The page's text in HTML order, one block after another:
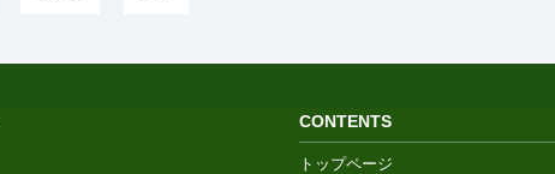
CONTENTS
トップページ